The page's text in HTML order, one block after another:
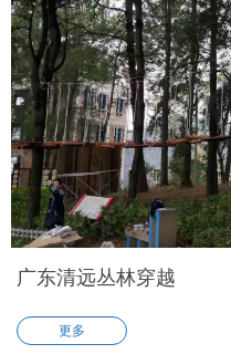
广东清远丛林穿越
更多